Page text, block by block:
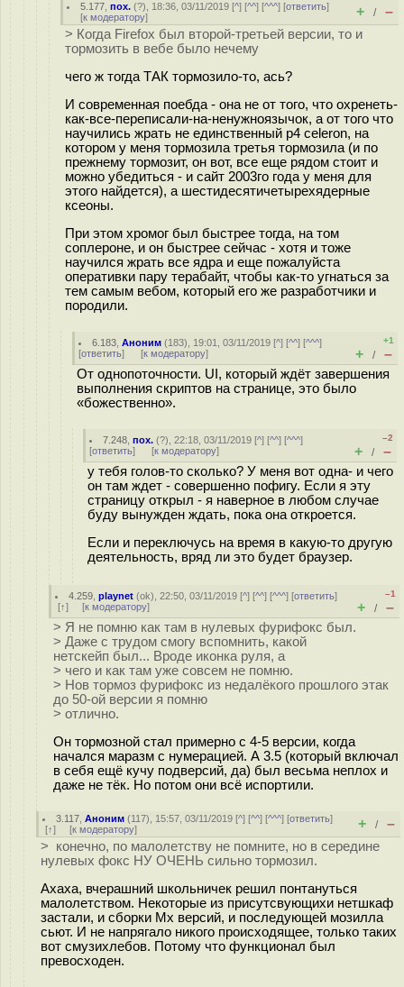
5.177 ,пох. (?), 18:36, 03/11/2019 [^] [^^] [^^^] [ответить]
[к модератору] + / –
> Когда Firefox был второй-третьей версии, то и
тормозить в вебе было нечему
чего ж тогда ТАК тормозило-то, ась?
И современная поебда - она не от того, что охренеть-
как-все-переписали-на-ненужноязычок, а от того что
научились жрать не единственный p4 celeron, на
котором у меня тормозила третья тормозила (и по
прежнему тормозит, он вот, все еще рядом стоит и
можно убедиться - и сайт 2003го года у меня для
этого найдется), а шестидесятичетырехядерные
ксеоны.
При этом хромог был быстрее тогда, на том
соплероне, и он быстрее сейчас - хотя и тоже
научился жрать все ядра и еще пожалуйста
оперативки пару терабайт, чтобы как-то угнаться за
тем самым вебом, который его же разработчики и
породили.
6.183 ,Аноним (183), 19:01, 03/11/2019 [^] [^^] [^^^]
[ответить] [к модератору]
+1
+ / –
От однопоточности. UI, который ждёт завершения
выполнения скриптов на странице, это было
«божественно».
7.248 ,пох. (?), 22:18, 03/11/2019 [^] [^^] [^^^]
[ответить] [к модератору]
–2
+ / –
у тебя голов-то сколько? У меня вот одна- и чего
он там ждет - совершенно пофигу. Если я эту
страницу открыл - я наверное в любом случае
буду вынужден ждать, пока она откроется.
Если и переключусь на время в какую-то другую
деятельность, вряд ли это будет браузер.
4.259 ,playnet (ok), 22:50, 03/11/2019 [^] [^^] [^^^] [ответить]
[↑] [к модератору]
–1
+ / –
> Я не помню как там в нулевых фурифокс был.
> Даже с трудом смогу вспомнить, какой
нетскейп был... Вроде иконка руля, а
> чего и как там уже совсем не помню.
> Нов тормоз фурифокс из недалёкого прошлого этак
до 50-ой версии я помню
> отлично.
Он тормозной стал примерно с 4-5 версии, когда
начался маразм с нумерацией. А 3.5 (который включал
в себя ещё кучу подверсий, да) был весьма неплох и
даже не тёк. Но потом они всё испортили.
3.117 ,Аноним (117), 15:57, 03/11/2019 [^] [^^] [^^^] [ответить]
[↑] [к модератору] + / –
> конечно, по малолетству не помните, но в середине
нулевых фокс НУ ОЧЕНЬ сильно тормозил.
Ахаха, вчерашний школьничек решил понтануться
малолетством. Некоторые из присутсвующихи нетшкаф
застали, и сборки Мх версий, и последующей мозилла
сьют. И не напрягало никого происходящее, только таких
вот смузихлебов. Потому что функционал был
превосходен.